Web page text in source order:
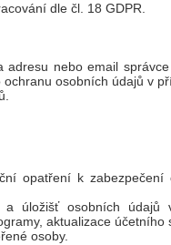
dle čl. 18 GDPR.
adresu nebo email
osobních údajů v
opatření k zabezpečení
a úložišť osobních údajů
aktualizace účetního
osoby.